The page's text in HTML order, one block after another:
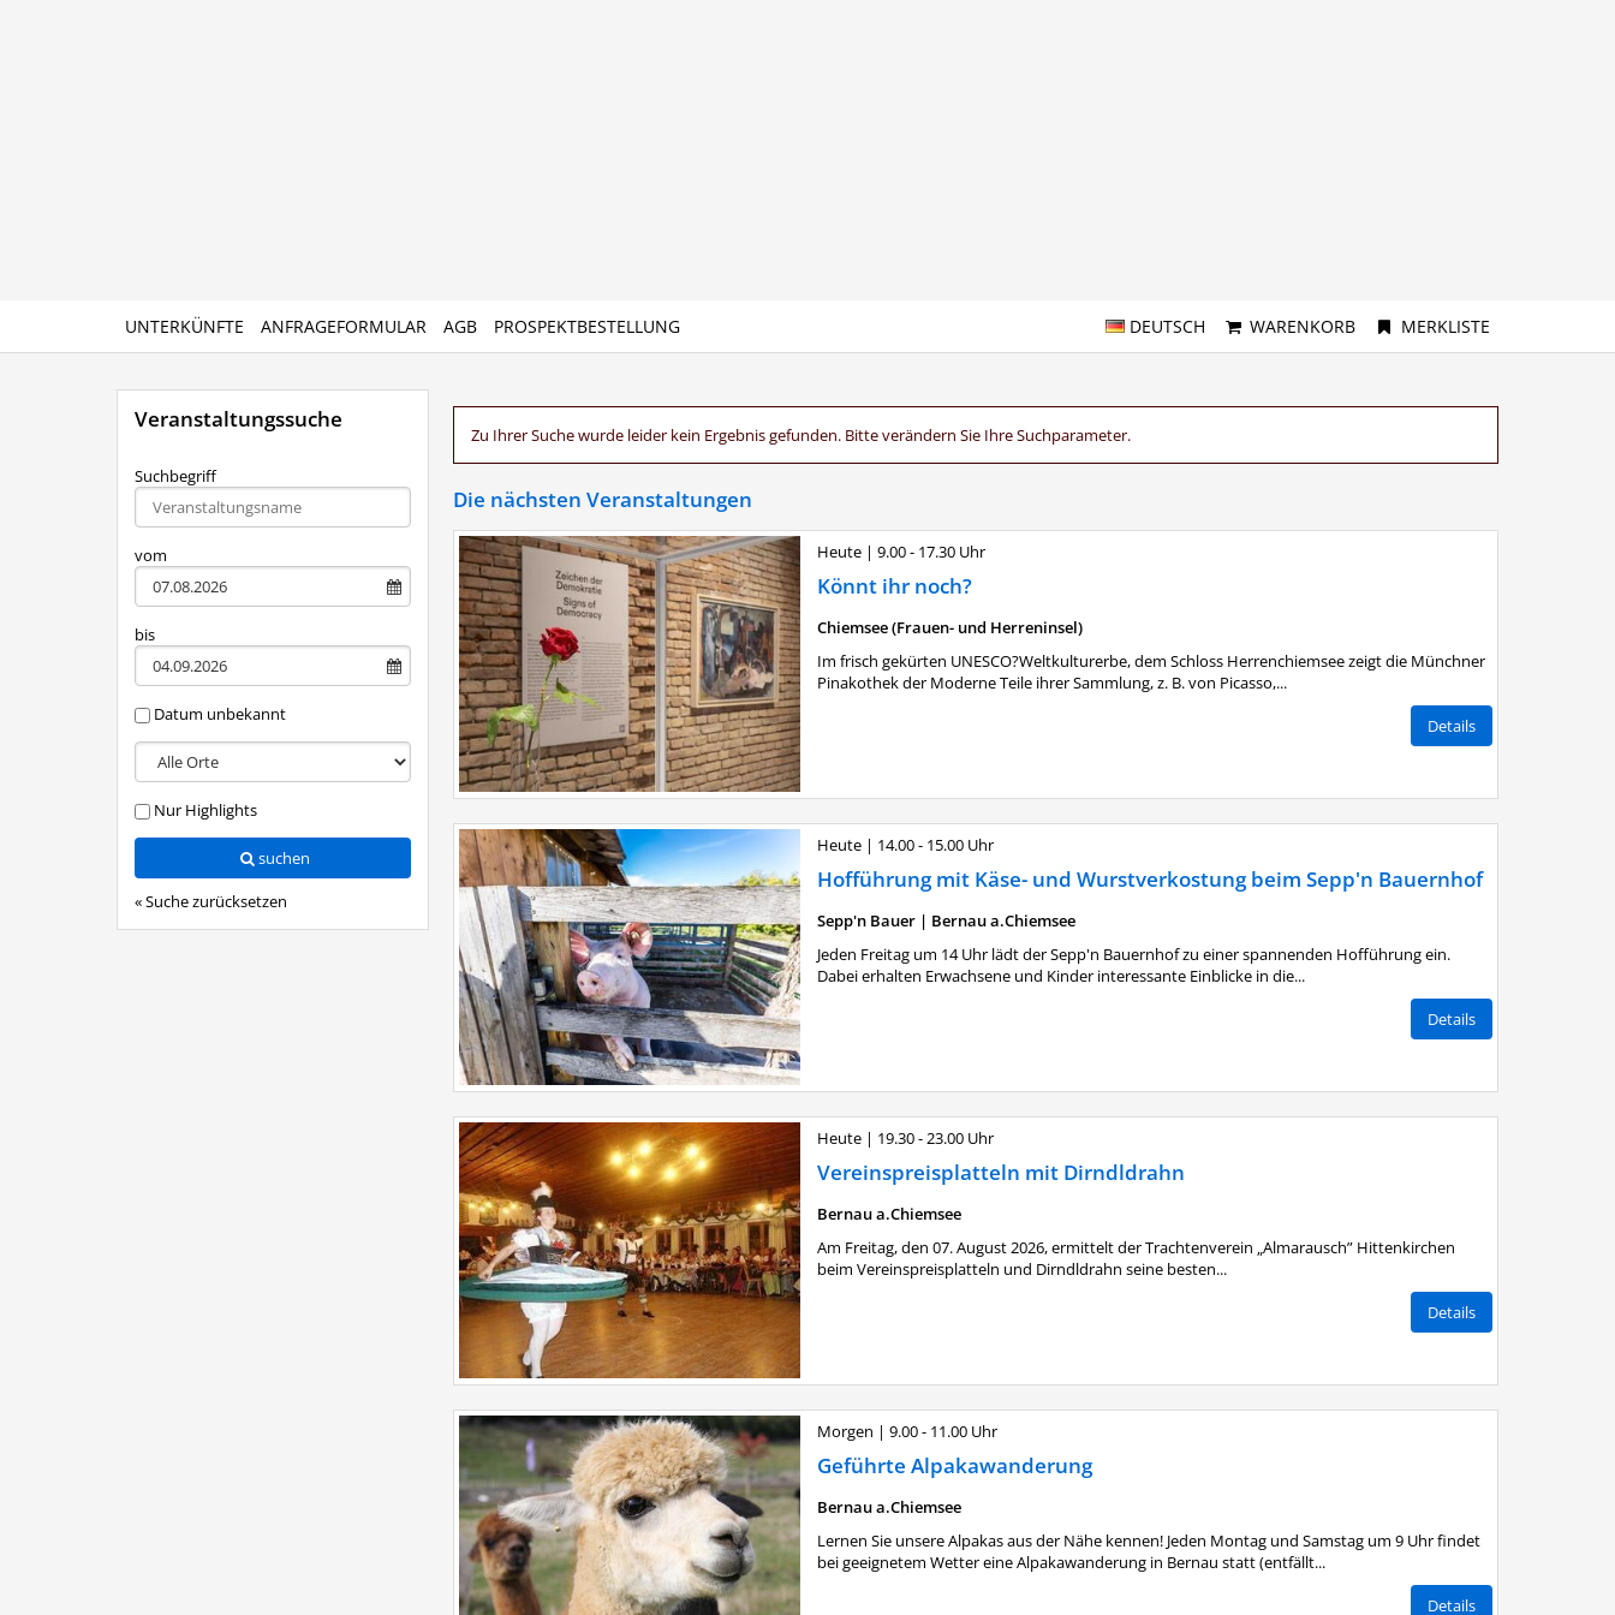
DEUTSCH WARENKORB MERKLISTE
UNTERKÜNFTE ANFRAGEFORMULAR AGB PROSPEKTBESTELLUNG
Zu Ihrer Suche wurde leider kein Ergebnis gefunden. Bitte verändern Sie Ihre Suchparameter.
Die nächsten Veranstaltungen
Heute | 9.00 - 17.30 Uhr
Könnt ihr noch?
Chiemsee (Frauen- und Herreninsel)
Im frisch gekürten UNESCO?Weltkulturerbe, dem Schloss Herrenchiemsee zeigt die Münchner
Pinakothek der Moderne Teile ihrer Sammlung, z. B. von Picasso,...
Details
Heute | 14.00 - 15.00 Uhr
Hofführung mit Käse- und Wurstverkostung beim Sepp'n Bauernhof
Sepp'n Bauer | Bernau a.Chiemsee
Jeden Freitag um 14 Uhr lädt der Sepp'n Bauernhof zu einer spannenden Hofführung ein.
Dabei erhalten Erwachsene und Kinder interessante Einblicke in die...
Details
Heute | 19.30 - 23.00 Uhr
Vereinspreisplatteln mit Dirndldrahn
Bernau a.Chiemsee
Am Freitag, den 07. August 2026, ermittelt der Trachtenverein „Almarausch” Hittenkirchen
beim Vereinspreisplatteln und Dirndldrahn seine besten...
Details
Morgen | 9.00 - 11.00 Uhr
Geführte Alpakawanderung
Bernau a.Chiemsee
Lernen Sie unsere Alpakas aus der Nähe kennen! Jeden Montag und Samstag um 9 Uhr findet
bei geeignetem Wetter eine Alpakawanderung in Bernau statt (entfällt...
Details
Veranstaltungssuche
Suchbegriff
Type 2 or
characters
results.
vom
bis
Datum unbekannt
Nur Highlights
suchen
« Suche zurücksetzen